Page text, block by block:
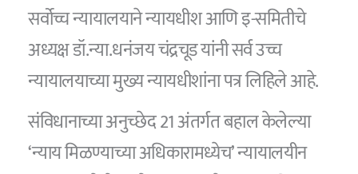
सर्वोच्च न्यायालयाने न्याय‍धीश आणि इ-समितीचे
अध्यक्ष डॉ.न्या.धनंजय चंद्रचूड यांनी सर्व उच्च
न्यायालयाच्या मुख्य न्याय‍धीशांना पत्र लिहिले आहे.
संविधानाच्या अनुच्छेद 21 अंतर्गत बहाल केलेल्या
‘न्याय मिळण्याच्या अधिकारामध्येच’ न्यायालयीन